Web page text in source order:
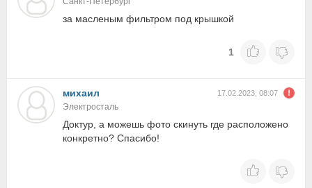
за масленым фильтром под крышкой
1
михаил 17.02.2023, 08:07
Электросталь
Доктур, а можешь фото скинуть где расположено
конкретно? Спасибо!